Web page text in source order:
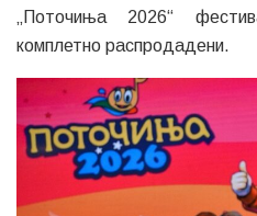
„Поточиња 2026“
комплетно распродадени.